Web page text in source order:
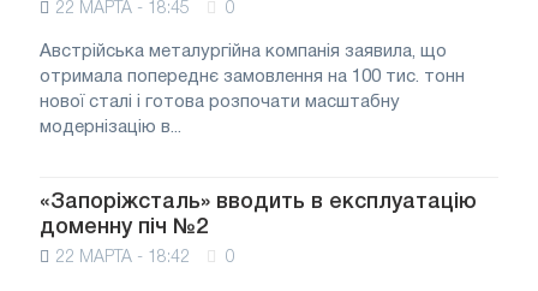
22 МАРТА - 18:45 0
Австрійська металургійна компанія заявила, що
отримала попереднє замовлення на 100 тис. тонн
нової сталі і готова розпочати масштабну
модернізацію в...
«Запоріжсталь» вводить в експлуатацію
доменну піч №2
22 МАРТА - 18:42 0